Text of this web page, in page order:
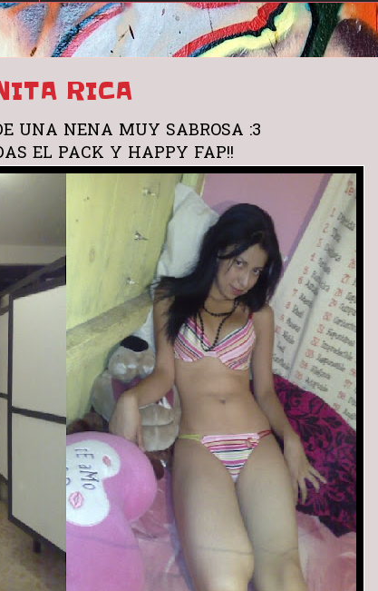
RICA
UNA NENA MUY SABROSA :3
EL PACK Y HAPPY FAP!!